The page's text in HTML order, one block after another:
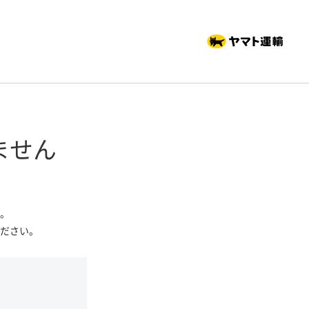
せん
さい。